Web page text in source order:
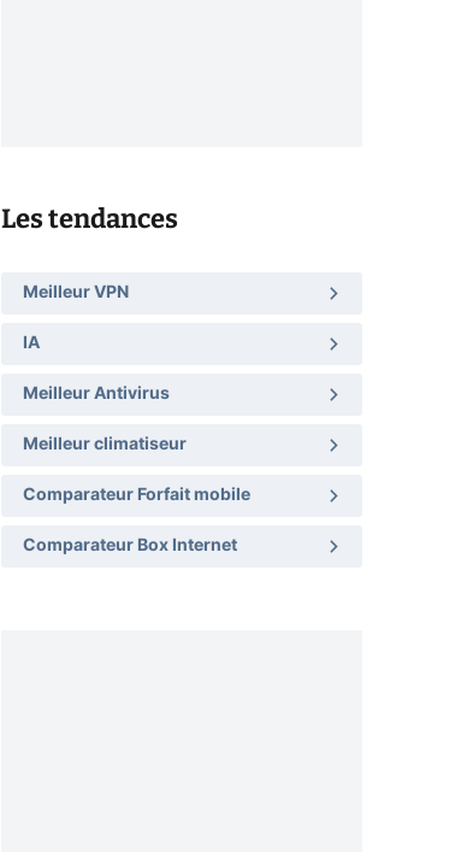
Les tendances
Meilleur VPN
IA
Meilleur Antivirus
Meilleur climatiseur
Comparateur Forfait mobile
Comparateur Box Internet